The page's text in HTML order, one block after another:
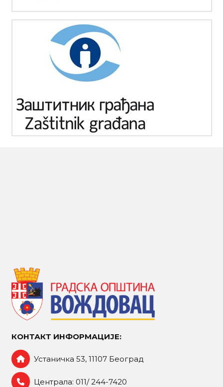
КОНТАКТ ИНФОРМАЦИЈЕ:
Устаничка 53, 11107 Београд
Централа: 011/ 244-7420